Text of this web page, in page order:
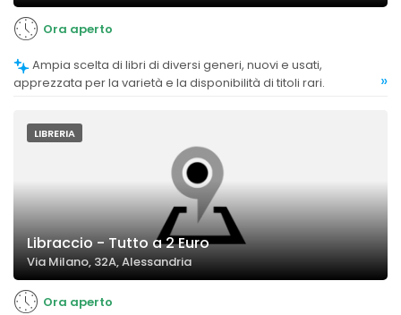
Ora aperto
apprezzata per la varietà e la disponibilità di titoli rari.
»
LIBRERIA
Libraccio - Tutto a 2 Euro
Via Milano, 32A, Alessandria
Ora aperto